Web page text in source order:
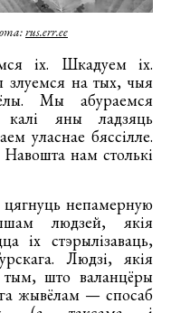
rus.err.ee
іх. Шкадуем іх.
злуемся на тых, чыя
Мы абураемся
калі яны ладзяць
уласнае бяссілле.
нам столькі
непамерную
людзей, якія
іх стэрылізаваць,
Людзі, якія
што валанцёры
жывёлам — спосаб